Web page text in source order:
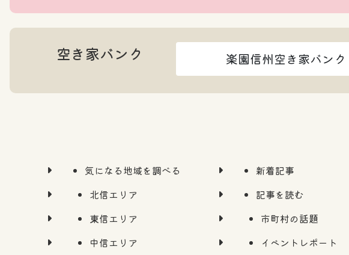
空き家バンク 楽園信州空き家バン
気になる地域を調べる
北信エリア
東信エリア
中信エリア
新着記事
記事を読む
市町村の話題
イベントレポート